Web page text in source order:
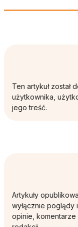
Ten artykuł został
użytkownika,
jego treść.
Artykuły
wyłącznie poglądy
opinie, komentarze